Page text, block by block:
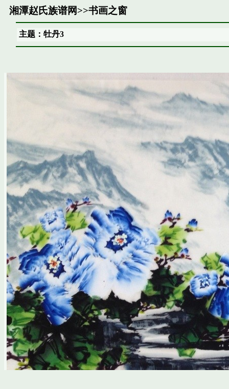
湘潭赵氏族谱网>>书画之窗
主题：牡丹3